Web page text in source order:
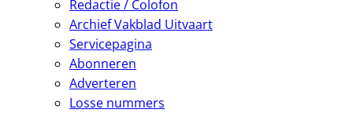
Redactie / Colofon
Archief Vakblad Uitvaart
Servicepagina
Abonneren
Adverteren
Losse nummers